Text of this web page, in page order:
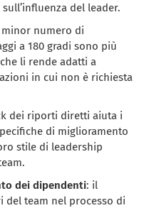
del leader.
minor numero di
a 180 gradi sono più
li rende adatti a
in cui non è richiesta
dei riporti diretti aiuta i
di miglioramento
stile di leadership
dei dipendenti: il
del team nel processo di